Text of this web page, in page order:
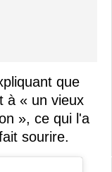
que
à « un vieux
», ce qui l'a
sourire.